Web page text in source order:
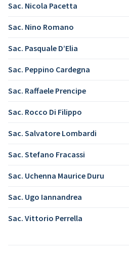
Sac. Nicola Pacetta
Sac. Nino Romano
Sac. Pasquale D’Elia
Sac. Peppino Cardegna
Sac. Raffaele Prencipe
Sac. Rocco Di Filippo
Sac. Salvatore Lombardi
Sac. Stefano Fracassi
Sac. Uchenna Maurice Duru
Sac. Ugo Iannandrea
Sac. Vittorio Perrella